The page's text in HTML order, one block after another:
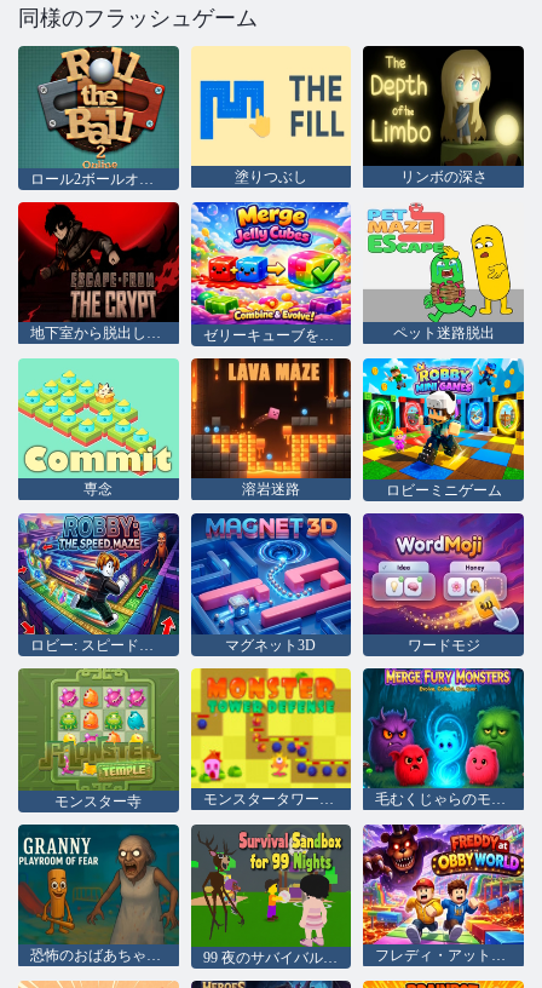
同様のフラッシュゲーム
ロール2ボールオンライン 塗りつぶし リンボの深さ
地下室から脱出します ペット迷路脱出
専念 溶岩迷路 ロビーミニゲーム
ロビー: スピード迷路 マグネット3D ワードモジ
モンスター寺 モンスタータワーディフェンス 毛むくじゃらのモンスターをマージする
恐怖のおばあちゃんプレイルーム 99 夜のサバイバル サンドボックス フレディ・アット・オビー・ワールド